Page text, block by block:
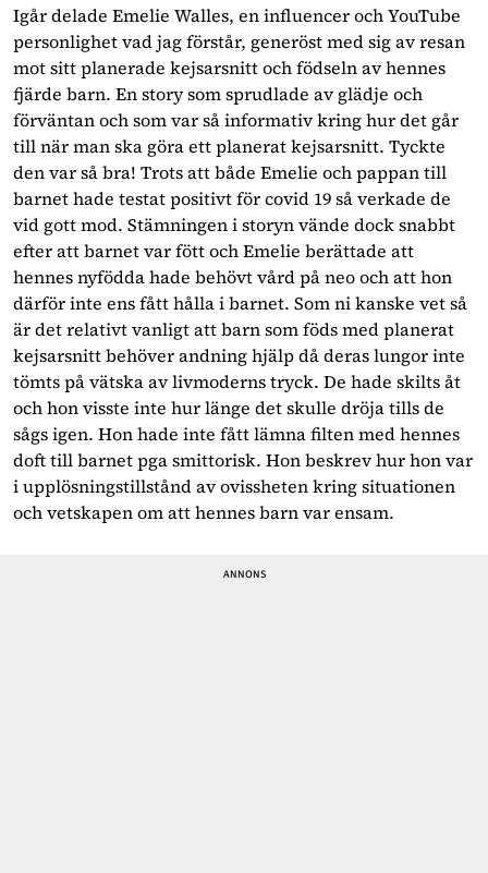
of
1
minute,
18
seconds
Igår delade Emelie Walles, en influencer och YouTube
personlighet vad jag förstår, generöst med sig av resan
mot sitt planerade kejsarsnitt och födseln av hennes
fjärde barn. En story som sprudlade av glädje och
förväntan och som var så informativ kring hur det går
till när man ska göra ett planerat kejsarsnitt. Tyckte
den var så bra! Trots att både Emelie och pappan till
barnet hade testat positivt för covid 19 så verkade de
vid gott mod. Stämningen i storyn vände dock snabbt
efter att barnet var fött och Emelie berättade att
hennes nyfödda hade behövt vård på neo och att hon
därför inte ens fått hålla i barnet. Som ni kanske vet så
är det relativt vanligt att barn som föds med planerat
kejsarsnitt behöver andning hjälp då deras lungor inte
tömts på vätska av livmoderns tryck. De hade skilts åt
och hon visste inte hur länge det skulle dröja tills de
sågs igen. Hon hade inte fått lämna filten med hennes
doft till barnet pga smittorisk. Hon beskrev hur hon var
i upplösningstillstånd av ovissheten kring situationen
och vetskapen om att hennes barn var ensam.